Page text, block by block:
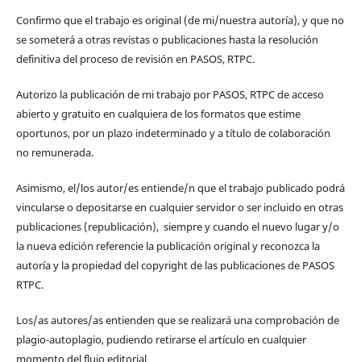
Confirmo que el trabajo es original (de mi/nuestra autoría), y que no
se someterá a otras revistas o publicaciones hasta la resolución
definitiva del proceso de revisión en PASOS, RTPC.
Autorizo la publicación de mi trabajo por PASOS, RTPC de acceso
abierto y gratuito en cualquiera de los formatos que estime
oportunos, por un plazo indeterminado y a título de colaboración
no remunerada.
Asimismo, el/los autor/es entiende/n que el trabajo publicado podrá
vincularse o depositarse en cualquier servidor o ser incluido en otras
publicaciones (republicación), siempre y cuando el nuevo lugar y/o
la nueva edición referencie la publicación original y reconozca la
autoría y la propiedad del copyright de las publicaciones de PASOS
RTPC.
Los/as autores/as entienden que se realizará una comprobación de
plagio-autoplagio, pudiendo retirarse el artículo en cualquier
momento del flujo editorial